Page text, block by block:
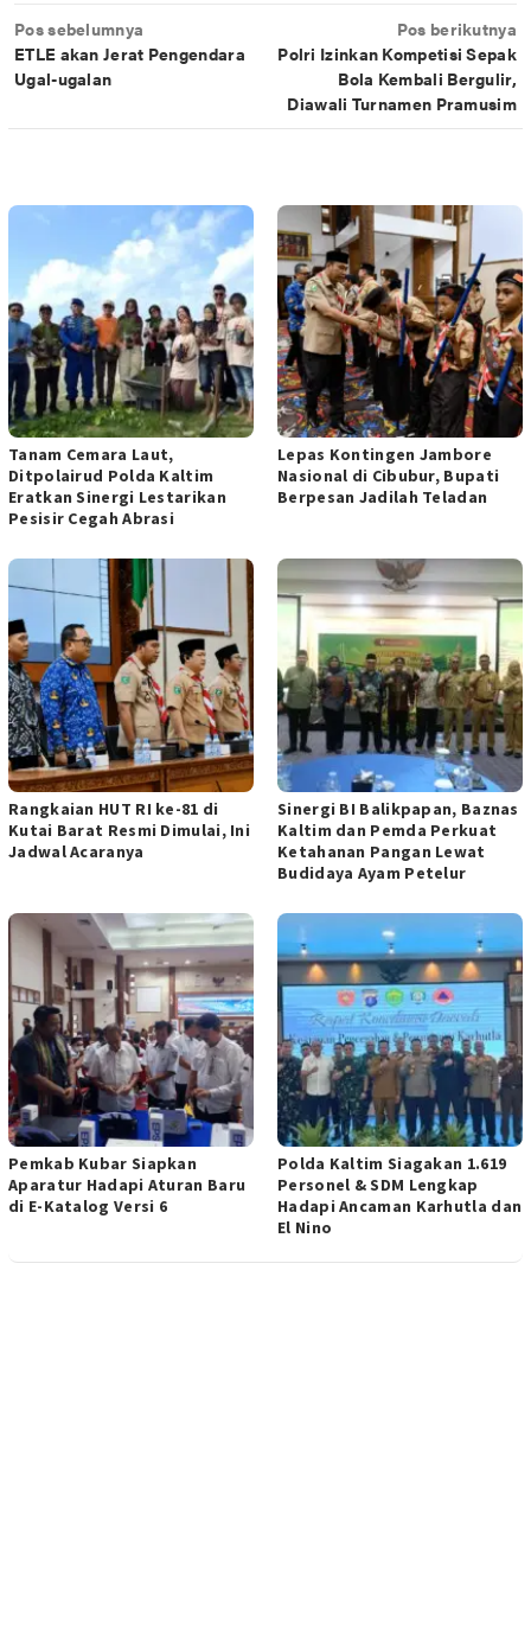
Navigasi
pos
Pos sebelumnya
ETLE akan Jerat Pengendara
Ugal-ugalan
Pos berikutnya
Polri Izinkan Kompetisi Sepak
Bola Kembali Bergulir,
Diawali Turnamen Pramusim
Tanam Cemara Laut,
Ditpolairud Polda Kaltim
Eratkan Sinergi Lestarikan
Pesisir Cegah Abrasi
Lepas Kontingen Jambore
Nasional di Cibubur, Bupati
Berpesan Jadilah Teladan
Rangkaian HUT RI ke-81 di
Kutai Barat Resmi Dimulai, Ini
Jadwal Acaranya
Sinergi BI Balikpapan, Baznas
Kaltim dan Pemda Perkuat
Ketahanan Pangan Lewat
Budidaya Ayam Petelur
Pemkab Kubar Siapkan
Aparatur Hadapi Aturan Baru
di E-Katalog Versi 6
Polda Kaltim Siagakan 1.619
Personel & SDM Lengkap
Hadapi Ancaman Karhutla dan
El Nino